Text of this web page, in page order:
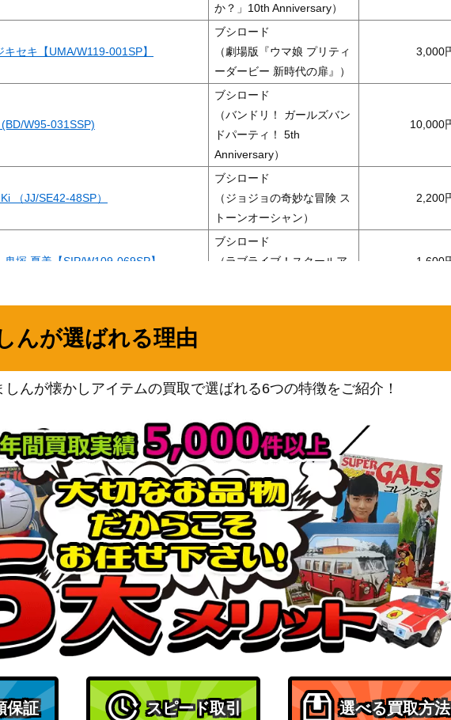
か？」10th Anniversary）
セキ【UMA/W119-001SP】
ブシロード
（劇場版『ウマ娘 プリティ
ーダービー 新時代の扉』）
3,000
W95-031SSP)
ブシロード
（バンドリ！ ガールズバン
ドパーティ！ 5th
Anniversary）
10,000
（JJ/SE42-48SP）
ブシロード
（ジョジョの奇妙な冒険 ス
トーンオーシャン）
2,200
塚 夏美【SIP/W109-069SP】
ブシロード
（ラブライブ！スクールア
1,600
ブシロード
SUILEN）
ら(HOL/W91-037SSP)
（ホロライブプロダクショ
ン）
05SP】
ブシロード
（「ご注文はうさぎです
か？」10th Anniversary）
8,000
W98-064SP)
ブシロード
（冴えない彼女の育てかた
Fine）
7,000
（STR）RSL ブシロード 20,000
仮面【CS/S114-030SP】
ブシロード
（映画クレヨンしんちゃ
6,000
絵里【SIL/W109-036SP】
ブシロード
（ラブライブ！スクールア
4,200
んが選ばれる理由
しんが懐かしアイテムの買取で選ばれる6つの特徴をご紹介！
保証 スピード取引 選べる買取方法